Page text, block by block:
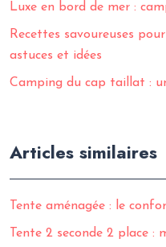
Luxe en bord de mer :
Recettes savoureuses
astuces et idées
Camping du cap taillat :
Articles similaires
Tente aménagée : le
Tente 2 seconde 2 place